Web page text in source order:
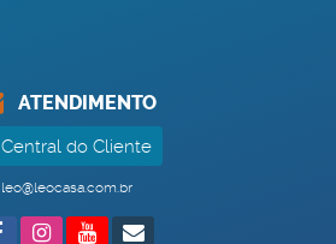
ATENDIMENTO
Central do Cliente
leo@leocasa.com.br